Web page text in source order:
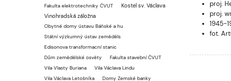
Fakulta elektrotechniky ČVUT
Kostel sv. Václava
Vinohradská záložna
Obytné domy ústavu Báňské a hu
Státní výzkumný ústav zeměděls
Edisonova transformacní stanic
Dům zemědělské osvěty
Fakulta stavební ČVUT
Vila Vlasty Buriana
Vila Václava Lindu
Vila Václava Letošníka
Domy Zemské banky
proj.
proj.
1945-
fot.